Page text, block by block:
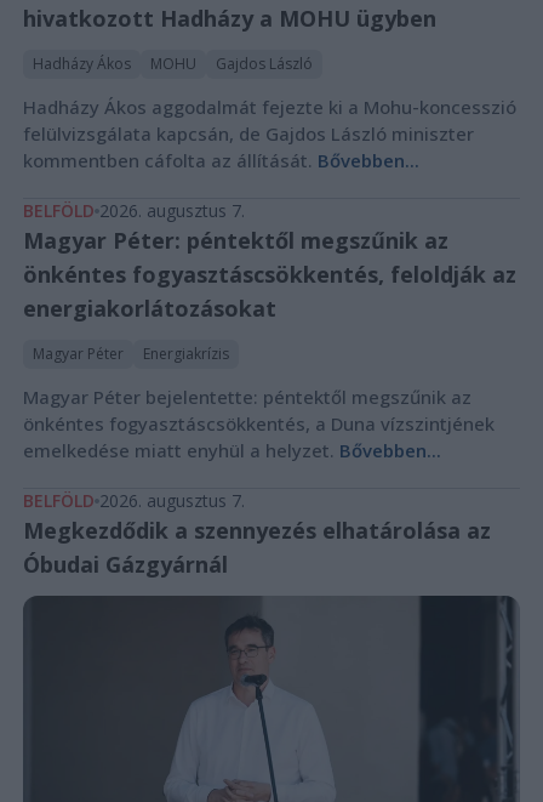
hivatkozott Hadházy a MOHU ügyben
Hadházy Ákos MOHU Gajdos László
Hadházy Ákos aggodalmát fejezte ki a Mohu-koncesszió
felülvizsgálata kapcsán, de Gajdos László miniszter
kommentben cáfolta az állítását. Bővebben...
BELFÖLD 2026. augusztus 7.
Magyar Péter: péntektől megszűnik az
önkéntes fogyasztáscsökkentés, feloldják az
energiakorlátozásokat
Magyar Péter Energiakrízis
Magyar Péter bejelentette: péntektől megszűnik az
önkéntes fogyasztáscsökkentés, a Duna vízszintjének
emelkedése miatt enyhül a helyzet. Bővebben...
BELFÖLD 2026. augusztus 7.
Megkezdődik a szennyezés elhatárolása az
Óbudai Gázgyárnál